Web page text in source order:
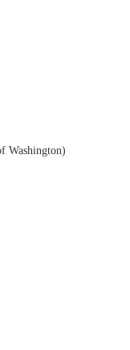
Washington)